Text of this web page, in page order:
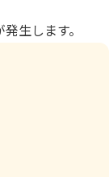
生します。